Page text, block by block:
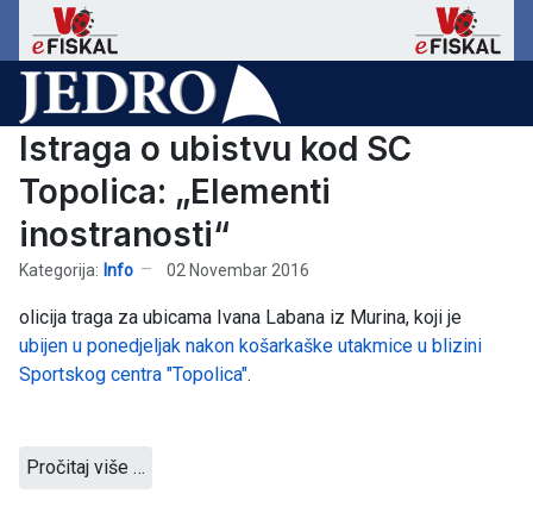
Istraga o ubistvu kod SC
Topolica: „Elementi
inostranosti“
Kategorija: Info 02 Novembar 2016
olicija traga za ubicama Ivana Labana iz Murina, koji je
ubijen u ponedjeljak nakon košarkaške utakmice u blizini
Sportskog centra "Topolica".
Pročitaj više …